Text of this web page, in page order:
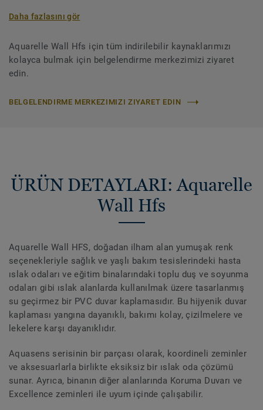
Daha fazlasını gör
Aquarelle Wall Hfs için tüm indirilebilir kaynaklarımızı
kolayca bulmak için belgelendirme merkezimizi ziyaret
edin.
BELGELENDIRME MERKEZIMIZI ZIYARET EDIN
ÜRÜN DETAYLARI: Aquarelle
Wall Hfs
Aquarelle Wall HFS, doğadan ilham alan yumuşak renk
seçenekleriyle sağlık ve yaşlı bakım tesislerindeki hasta
ıslak odaları ve eğitim binalarındaki toplu duş ve soyunma
odaları gibi ıslak alanlarda kullanılmak üzere tasarlanmış
su geçirmez bir PVC duvar kaplamasıdır. Bu hijyenik duvar
kaplaması yangına dayanıklı, bakımı kolay, çizilmelere ve
lekelere karşı dayanıklıdır.
Aquasens serisinin bir parçası olarak, koordineli zeminler
ve aksesuarlarla birlikte eksiksiz bir ıslak oda çözümü
sunar. Ayrıca, binanın diğer alanlarında Koruma Duvarı ve
Excellence zeminleri ile uyum içinde çalışabilir.